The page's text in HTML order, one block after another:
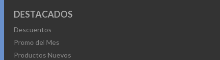
DESTACADOS
Descuentos
Promo del Mes
Productos Nuevos